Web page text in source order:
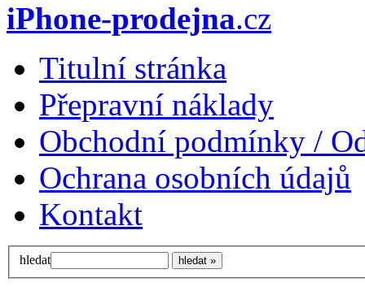
iPhone-prodejna.cz
Titulní stránka
Přepravní náklady
Obchodní podmínky /
Ochrana osobních údajů
Kontakt
hledat